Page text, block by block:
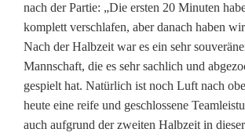
nach der Partie: „Die ersten 20 Minuten
komplett verschlafen, aber danach haben
Nach der Halbzeit war es ein sehr
Mannschaft, die es sehr sachlich und
gespielt hat. Natürlich ist noch Luft nach
heute eine reife und geschlossene
auch aufgrund der zweiten Halbzeit in